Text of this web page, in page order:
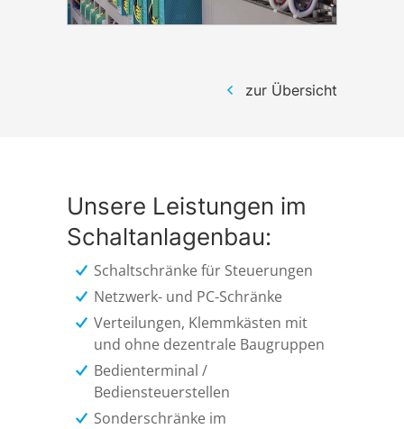
zur Übersicht
Unsere Leistungen im
Schaltanlagenbau:
Schaltschränke für Steuerungen
Netzwerk- und PC-Schränke
Verteilungen, Klemmkästen mit
und ohne dezentrale Baugruppen
Bedienterminal /
Bediensteuerstellen
Sonderschränke im